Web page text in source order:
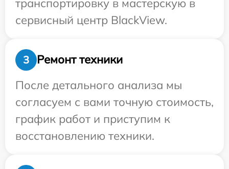
транспортировку в мастерскую в
сервисный центр BlackView.
3
Ремонт техники
После детального анализа мы
согласуем с вами точную стоимость,
график работ и приступим к
восстановлению техники.